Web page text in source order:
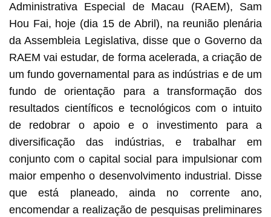
Administrativa Especial de Macau (RAEM), Sam
Hou Fai, hoje (dia 15 de Abril), na reunião plenária
da Assembleia Legislativa, disse que o Governo da
RAEM vai estudar, de forma acelerada, a criação de
um fundo governamental para as indústrias e de um
fundo de orientação para a transformação dos
resultados científicos e tecnológicos com o intuito
de redobrar o apoio e o investimento para a
diversificação das indústrias, e trabalhar em
conjunto com o capital social para impulsionar com
maior empenho o desenvolvimento industrial. Disse
que está planeado, ainda no corrente ano,
encomendar a realização de pesquisas preliminares